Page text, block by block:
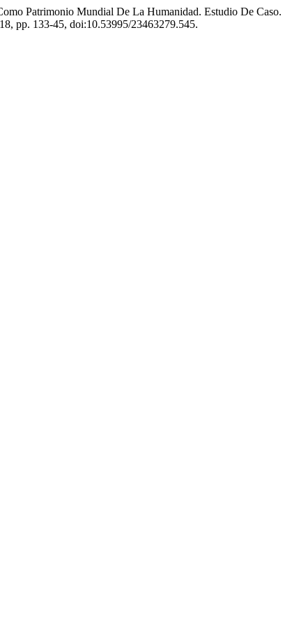
Patrimonio Mundial De La Humanidad. Estudio De Caso.
pp. 133-45, doi:10.53995/23463279.545.